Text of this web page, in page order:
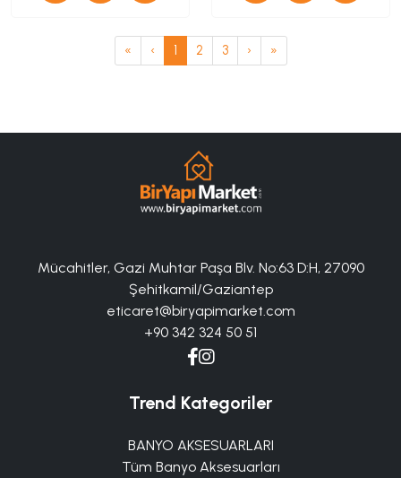
« ‹ 1 2 3 › »
Mücahitler, Gazi Muhtar Paşa Blv. No:63 D:H, 27090
Şehitkamil/Gaziantep
eticaret@biryapimarket.com
+90 342 324 50 51
Trend Kategoriler
BANYO AKSESUARLARI
Tüm Banyo Aksesuarları